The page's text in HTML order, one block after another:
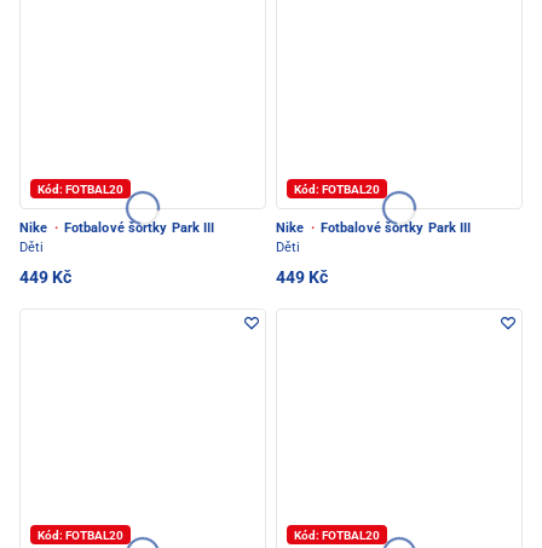
Kód: FOTBAL20
Nike · Fotbalové šortky Park III
Děti
449 Kč
Kód: FOTBAL20
Nike · Fotbalové šortky Park III
Děti
449 Kč
Kód: FOTBAL20 Kód: FOTBAL20